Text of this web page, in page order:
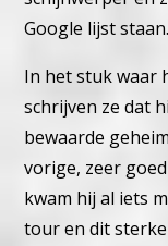
Google lijst
In het stuk waar
schrijven ze dat
bewaarde
vorige, zeer
kwam hij al iets
tour en dit